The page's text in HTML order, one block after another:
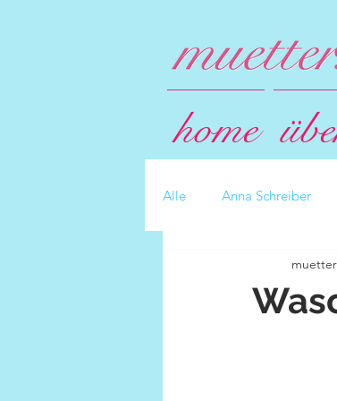
home
Alle Anna Schreiber
muetter